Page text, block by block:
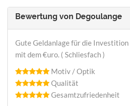
Bewertung von Degoulange
Gute Geldanlage für die Investition
mit dem €uro. ( Schliesfach )
Motiv / Optik
Qualität
Gesamtzufriedenheit